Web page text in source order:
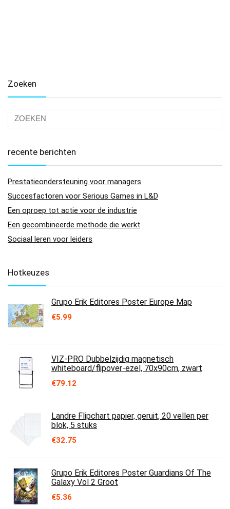
Zoeken
recente berichten
Prestatieondersteuning voor managers
Succesfactoren voor Serious Games in L&D
Een oproep tot actie voor de industrie
Een gecombineerde methode die werkt
Sociaal leren voor leiders
Hotkeuzes
Grupo Erik Editores Poster Europe Map
€5.99
VIZ-PRO Dubbelzijdig magnetisch
whiteboard/flipover-ezel, 70x90cm, zwart
€79.12
Landre Flipchart papier, geruit, 20 vellen per
blok, 5 stuks
€32.75
Grupo Erik Editores Poster Guardians Of The
Galaxy Vol 2 Groot
€5.36